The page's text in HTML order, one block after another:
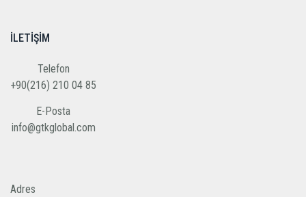
İLETIŞIM
Telefon
+90(216) 210 04 85
E-Posta
info@gtkglobal.com
Adres